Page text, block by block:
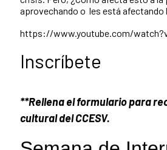
aprovechando o les está afectando
https://www.youtube.com/
Inscríbete
**Rellena el formulario para
cultural del CCESV.